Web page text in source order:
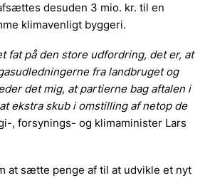
desuden 3 mio. kr. til en
klimavenligt byggeri.
fat på den store udfordring, det er, at
fra landbruget og
det mig, atpartierne bag aftalen i
ekstra skub i omstilling af netop de
, forsynings- og klimaminister Lars
at sætte penge af til at udvikle et nyt